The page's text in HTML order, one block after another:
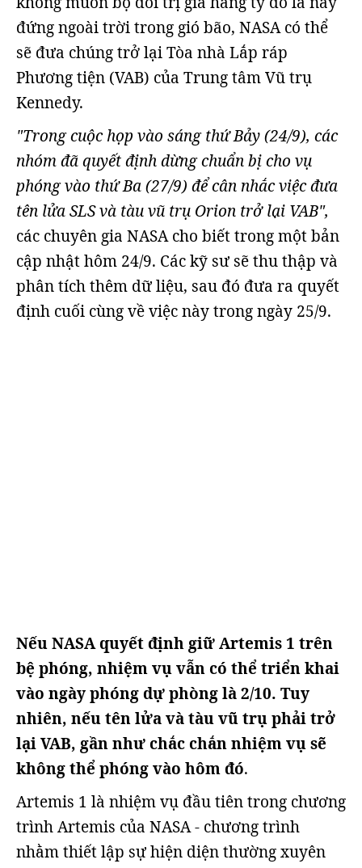
đứng ngoài trời trong gió bão, NASA có thể
sẽ đưa chúng trở lại Tòa nhà Lắp ráp
Phương tiện (VAB) của Trung tâm Vũ trụ
Kennedy.
"Trong cuộc họp vào sáng thứ Bảy (24/9), các
nhóm đã quyết định dừng chuẩn bị cho vụ
phóng vào thứ Ba (27/9) để cân nhắc việc đưa
tên lửa SLS và tàu vũ trụ Orion trở lại VAB",
các chuyên gia NASA cho biết trong một bản
cập nhật hôm 24/9. Các kỹ sư sẽ thu thập và
phân tích thêm dữ liệu, sau đó đưa ra quyết
định cuối cùng về việc này trong ngày 25/9.
Nếu NASA quyết định giữ Artemis 1 trên
bệ phóng, nhiệm vụ vẫn có thể triển khai
vào ngày phóng dự phòng là 2/10. Tuy
nhiên, nếu tên lửa và tàu vũ trụ phải trở
lại VAB, gần như chắc chắn nhiệm vụ sẽ
không thể phóng vào hôm đó.
Artemis 1 là nhiệm vụ đầu tiên trong chương
trình Artemis của NASA - chương trình
nhằm thiết lập sự hiện diện thường xuyên